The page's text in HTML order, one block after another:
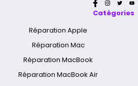
Catégories
Réparation Apple
Réparation Mac
Réparation MacBook
Réparation MacBook Air